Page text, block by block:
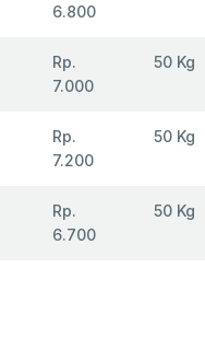
6.800
Rp.
7.000
50 Kg
Rp.
7.200
50 Kg
Rp.
6.700
50 Kg